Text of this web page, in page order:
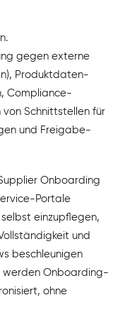
gegen externe
Produktdaten-
Compliance-
Schnittstellen für
und Freigabe-
Onboarding
Portale
einzupflegen,
und
beschleunigen
werden Onboarding-
ohne